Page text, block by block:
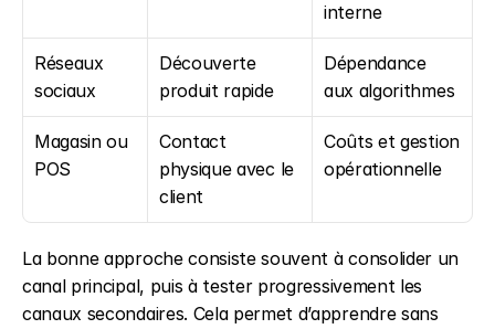
interne
Réseaux
sociaux
Découverte
produit rapide
Dépendance
aux algorithmes
Magasin ou
POS
Contact
physique avec le
client
Coûts et gestion
opérationnelle
La bonne approche consiste souvent à consolider un
canal principal, puis à tester progressivement les
canaux secondaires. Cela permet d’apprendre sans